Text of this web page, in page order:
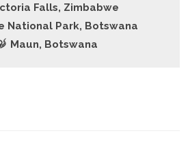
Falls, Zimbabwe
National Park, Botswana
Maun, Botswana